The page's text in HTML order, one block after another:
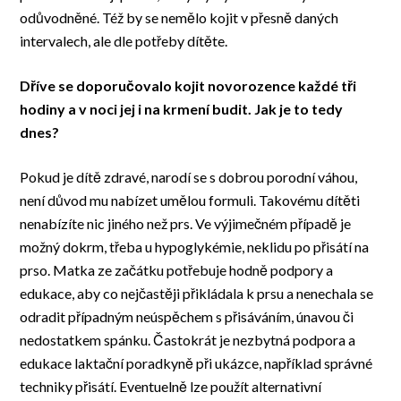
odůvodněné. Též by se nemělo kojit v přesně daných
intervalech, ale dle potřeby dítěte.
Dříve se doporučovalo kojit novorozence každé tři
hodiny a v noci jej i na krmení budit. Jak je to tedy
dnes?
Pokud je dítě zdravé, narodí se s dobrou porodní váhou,
není důvod mu nabízet umělou formuli. Takovému dítěti
nenabízíte nic jiného než prs. Ve výjimečném případě je
možný dokrm, třeba u hypoglykémie, neklidu po přisátí na
prso. Matka ze začátku potřebuje hodně podpory a
edukace, aby co nejčastěji přikládala k prsu a nenechala se
odradit případným neúspěchem s přisáváním, únavou či
nedostatkem spánku. Častokrát je nezbytná podpora a
edukace laktační poradkyně při ukázce, například správné
techniky přisátí. Eventuelně lze použít alternativní